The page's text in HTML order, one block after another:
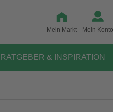
Mein Markt Mein Konto
RATGEBER & INSPIRATION